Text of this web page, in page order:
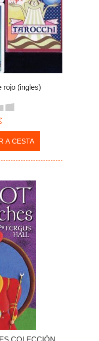
rojo (ingles)